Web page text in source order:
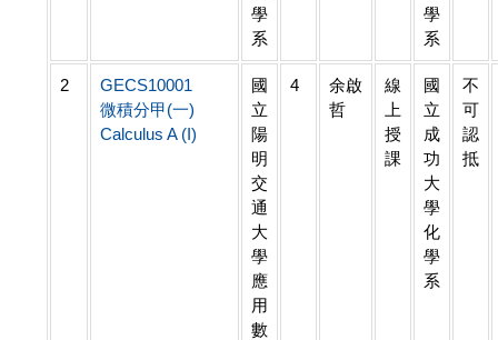
學
系
學
系
2
GECS10001
微積分甲(一)
Calculus A (I)
國
立
陽
明
交
通
大
學
應
用
數
4
余啟
哲
線
上
授
課
國
立
成
功
大
學
化
學
系
不
可
認
抵